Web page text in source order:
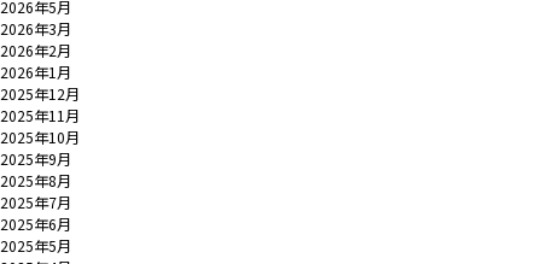
2026年5月
2026年3月
2026年2月
2026年1月
2025年12月
2025年11月
2025年10月
2025年9月
2025年8月
2025年7月
2025年6月
2025年5月